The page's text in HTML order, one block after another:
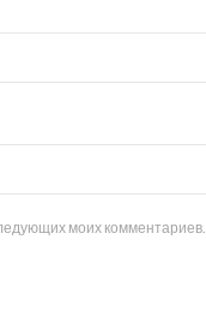
моих комментариев.